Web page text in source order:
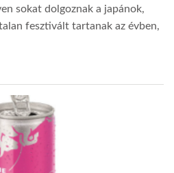
sokat dolgoznak a japánok,
fesztivált tartanak az évben,